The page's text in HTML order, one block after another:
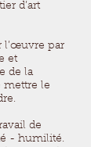
d’art
l’œuvre par
et
de la
mettre le
de
- humilité.